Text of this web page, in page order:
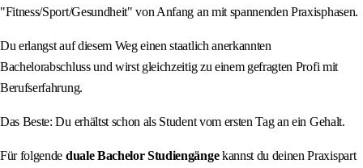
"Fitness/Sport/Gesundheit" von Anfang an mit spannenden Praxisphasen.
Du erlangst auf diesem Weg einen staatlich anerkannten
Bachelorabschluss und wirst gleichzeitig zu einem gefragten Profi mit
Berufserfahrung.
Das Beste: Du erhältst schon als Student vom ersten Tag an ein Gehalt.
Für folgende duale Bachelor Studiengängekannst du deinen Praxispart